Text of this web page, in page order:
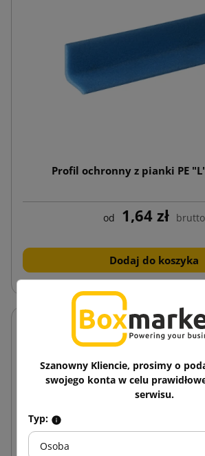
Profil ochronny z pianki PE
od 1,64 zł brutto
Dodaj do koszyka
Szanowny Kliencie, prosimy o
swojego konta w celu
serwisu.
Typ:
Osoba